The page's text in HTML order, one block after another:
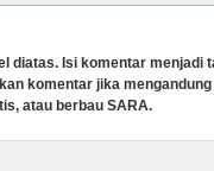
diatas. Isi komentar menjadi
komentar jika
atau berbau SARA.